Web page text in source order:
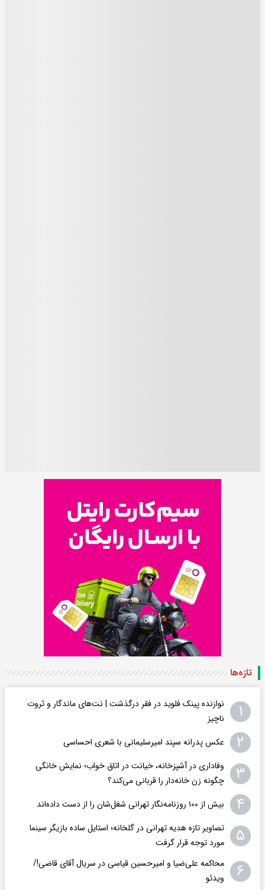
تازه‌ها
۱
نوازنده پینک فلوید در فقر درگذشت | نت‌های ماندگار و ثروت
ناچیز
۲ عکس پدرانه سپند امیرسلیمانی با شعری احساسی
۳
وفاداری در آشپزخانه، خیانت در اتاق خواب؛ نمایش خانگی
چگونه زن خانه‌دار را قربانی می‌کند؟
۴ بیش از ۱۰۰ روزنامه‌نگار تهرانی شغل‌شان را از دست داده‌اند
۵
تصاویر تازه هدیه تهرانی در گلخانه؛ استایل ساده بازیگر سینما
مورد توجه قرار گرفت
۶
محاکمه علی‌ضیا و امیرحسین قیاسی در سریال آقای قاضی!/
ویدئو